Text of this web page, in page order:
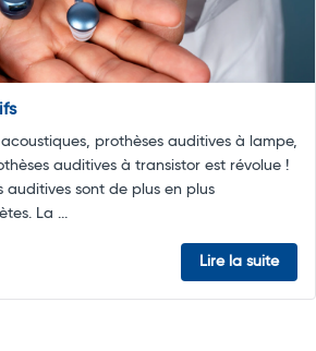
acoustiques, prothèses auditives à lampe,
auditives à transistor est révolue !
auditives sont de plus en plus
La ...
Lire la suite